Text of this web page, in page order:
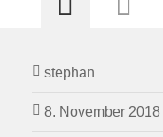
stephan
8. November 2018